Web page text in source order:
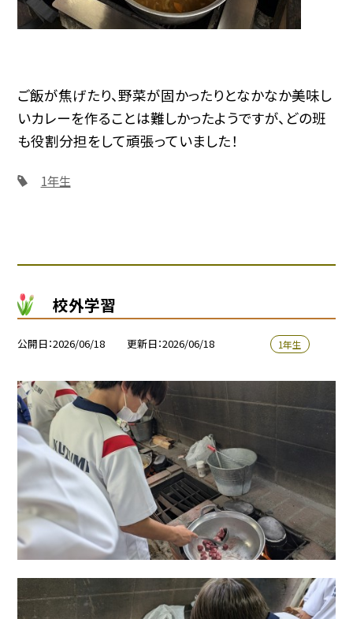
ご飯が焦げたり、野菜が固かったりとなかなか美味し
いカレーを作ることは難しかったようですが、どの班
も役割分担をして頑張っていました！
1年生
校外学習
公開日 2026/06/18 更新日 2026/06/18 1年生